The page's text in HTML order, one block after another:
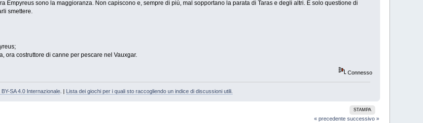
Empyreus sono la maggioranza. Non capiscono e, sempre di più, mal sopportano la parata di Taras e degli altri. È solo questione di
smettere.
ora costruttore di canne per pescare nel Vauxgar.
Connesso
BY-SA 4.0 Internazionale. | Lista dei giochi per i quali sto raccogliendo un indice di discussioni utili.
STAMPA
« precedente successivo »